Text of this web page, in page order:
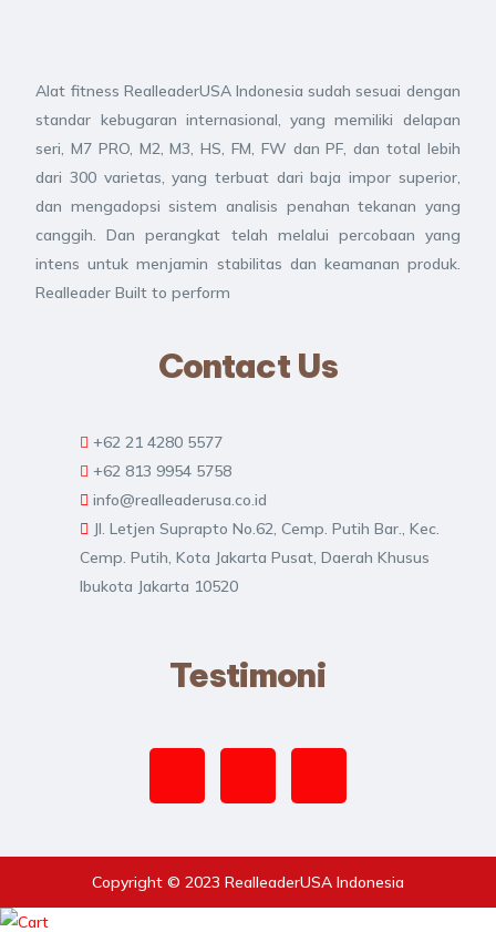
Alat fitness RealleaderUSA Indonesia sudah sesuai dengan
standar kebugaran internasional, yang memiliki delapan
seri, M7 PRO, M2, M3, HS, FM, FW dan PF, dan total lebih
dari 300 varietas, yang terbuat dari baja impor superior,
dan mengadopsi sistem analisis penahan tekanan yang
canggih. Dan perangkat telah melalui percobaan yang
intens untuk menjamin stabilitas dan keamanan produk.
Realleader Built to perform
Contact Us
+62 21 4280 5577
+62 813 9954 5758
info@realleaderusa.co.id
Jl. Letjen Suprapto No.62, Cemp. Putih Bar., Kec.
Cemp. Putih, Kota Jakarta Pusat, Daerah Khusus
Ibukota Jakarta 10520
Testimoni
Copyright © 2023 RealleaderUSA Indonesia